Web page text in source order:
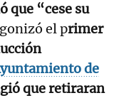
que “cese su
el primer
de
que retiraran